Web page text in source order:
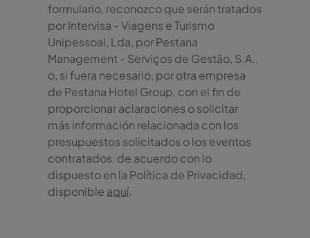
formulario, reconozco que serán tratados
por Intervisa - Viagens e Turismo
Unipessoal, Lda, por Pestana
Management - Serviços de Gestão, S.A.,
o, si fuera necesario, por otra empresa
de Pestana Hotel Group, con el fin de
proporcionar aclaraciones o solicitar
más información relacionada con los
presupuestos solicitados o los eventos
contratados, de acuerdo con lo
dispuesto en la Política de Privacidad,
disponible aquí.